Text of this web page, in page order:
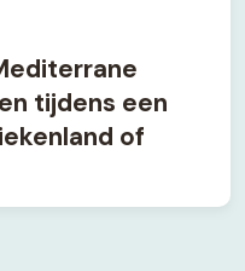
tijdens een
of